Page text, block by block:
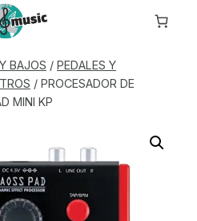
BAJOS / PEDALES Y
/ PROCESADOR DE
MINI KP